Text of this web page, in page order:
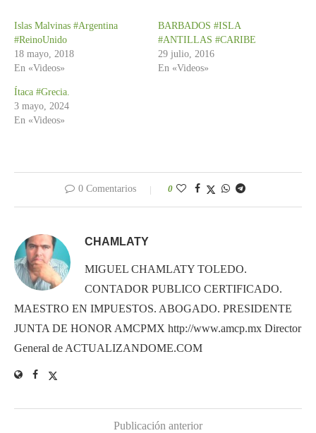
Islas Malvinas #Argentina
#ReinoUnido
18 mayo, 2018
En «Videos»
BARBADOS #ISLA
#ANTILLAS #CARIBE
29 julio, 2016
En «Videos»
Ítaca #Grecia.
3 mayo, 2024
En «Videos»
0 Comentarios 0
CHAMLATY
MIGUEL CHAMLATY TOLEDO.
CONTADOR PUBLICO CERTIFICADO.
MAESTRO EN IMPUESTOS. ABOGADO. PRESIDENTE
JUNTA DE HONOR AMCPMX http://www.amcp.mx Director
General de ACTUALIZANDOME.COM
Publicación anterior